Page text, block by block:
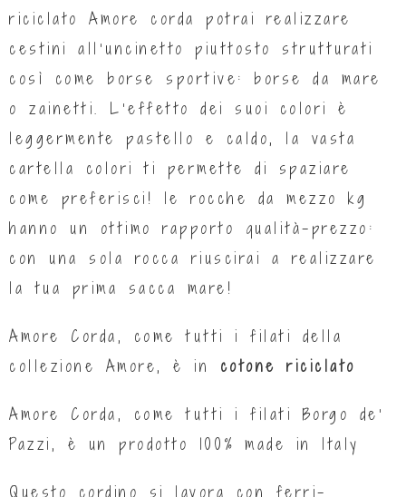
riciclato Amore corda potrai realizzare
cestini all’uncinetto piuttosto strutturati
così come borse sportive: borse da mare
o zainetti. L’effetto dei suoi colori è
leggermente pastello e caldo, la vasta
cartella colori ti permette di spaziare
come preferisci! le rocche da mezzo kg
hanno un ottimo rapporto qualità-prezzo:
con una sola rocca riuscirai a realizzare
la tua prima sacca mare!
Amore Corda, come tutti i filati della
collezione Amore, è in cotone riciclato
Amore Corda, come tutti i filati Borgo de’
Pazzi, è un prodotto 100% made in Italy
Questo cordino si lavora con ferri-